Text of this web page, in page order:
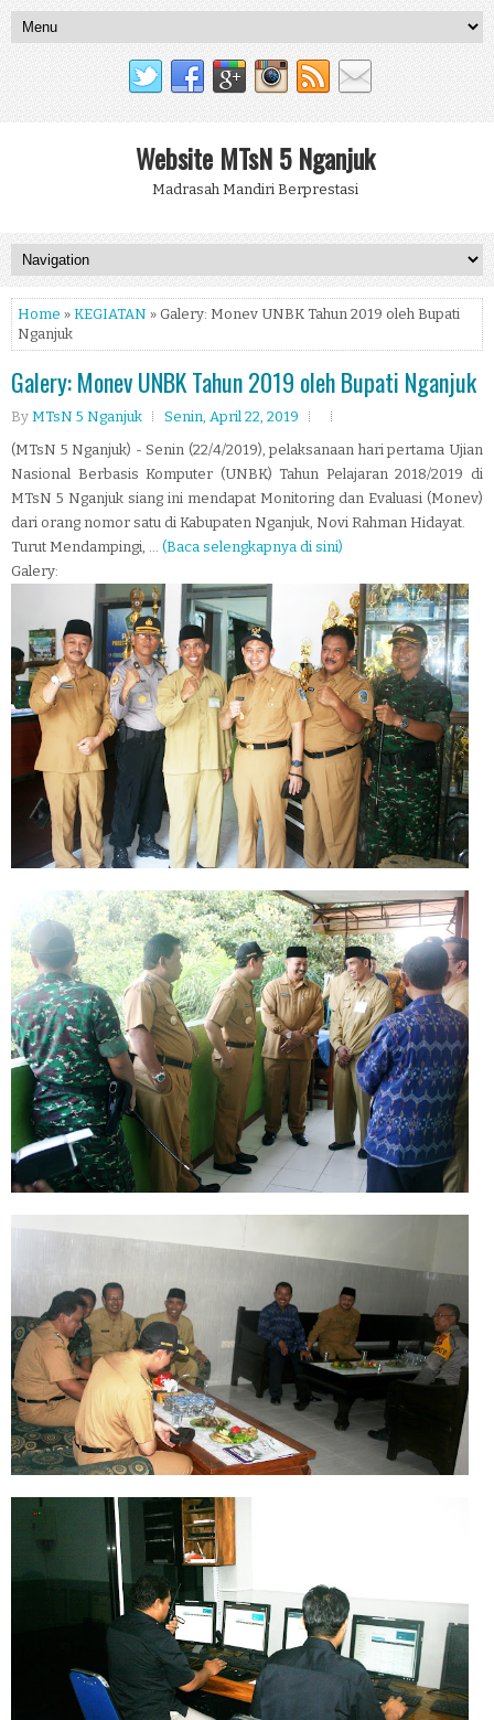
Website MTsN 5 Nganjuk
Madrasah Mandiri Berprestasi
Home » KEGIATAN » Galery: Monev UNBK Tahun 2019 oleh Bupati
Nganjuk
Galery: Monev UNBK Tahun 2019 oleh Bupati Nganjuk
By MTsN 5 Nganjuk
Senin, April 22, 2019
(MTsN 5 Nganjuk) - Senin (22/4/2019), pelaksanaan hari pertama Ujian
Nasional Berbasis Komputer (UNBK) Tahun Pelajaran 2018/2019 di
MTsN 5 Nganjuk siang ini mendapat Monitoring dan Evaluasi (Monev)
dari orang nomor satu di Kabupaten Nganjuk, Novi Rahman Hidayat.
Turut Mendampingi, ... (Baca selengkapnya di sini)
Galery: